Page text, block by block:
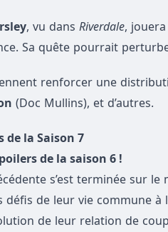
, vu dans Riverdale,
Sa quête pourrait
renforcer une
(Doc Mullins), et d’autres.
de la Saison 7
de la saison 6 !
s’est terminée sur
défis de leur vie commune
de leur relation de